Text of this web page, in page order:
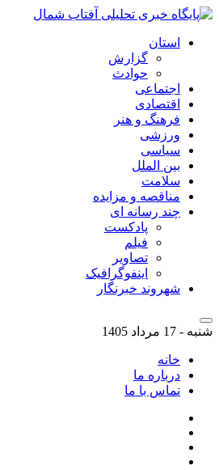
استان
گزارش
حوادث
اجتماعی
اقتصادی
فرهنگ و هنر
ورزشی
سیاسی
بین الملل
سلامت
مناقصه و مزایده
چند رسانه ای
پادکست
فیلم
تصاویر
اینفوگرافیک
شهروند خبرنگار
شنبه - 17 مرداد 1405
خانه
درباره ما
تماس با ما